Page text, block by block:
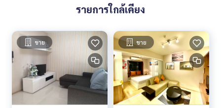
รายการใกล้เคียง
ขาย ขาย